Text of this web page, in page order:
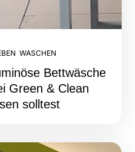
,WASCHEN
Bettwäsche
Green & Clean
solltest